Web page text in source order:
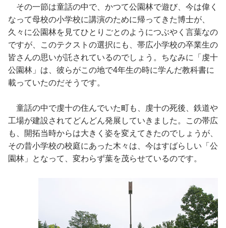
その一節は童話の中で、かつて公園林で遊び、今は偉く
なって母校の小学校に講演のために帰ってきた博士が、
久々に公園林を見てひとりごとのようにつぶやく言葉なの
ですが、このテクストの選択にも、帯広小学校の卒業生の
皆さんの思いが託されているのでしょう。ちなみに「虔十
公園林」は、彼らがこの地で4年生の時に学んだ教科書に
載っていたのだそうです。
童話の中で虔十の住んでいた町も、虔十の死後、鉄道や
工場が建設されてどんどん発展していきました。この帯広
も、開拓当時からは大きく姿を変えてきたのでしょうが、
その昔小学校の校庭にあった木々は、今はすばらしい「公
園林」となって、変わらず葉を茂らせているのです。